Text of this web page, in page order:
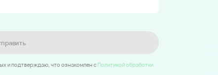
и подтверждаю, что ознакомлен c Политикой обработки